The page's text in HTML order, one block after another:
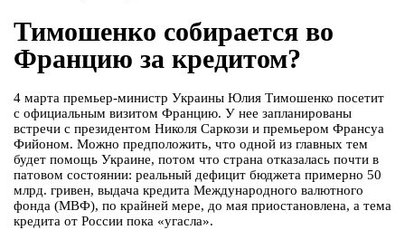
Тимошенко собирается во
Францию за кредитом?
4 марта премьер-министр Украины Юлия Тимошенко посетит
с официальным визитом Францию. У нее запланированы
встречи с президентом Николя Саркози и премьером Франсуа
Фийоном. Можно предположить, что одной из главных тем
будет помощь Украине, потом что страна отказалась почти в
патовом состоянии: реальный дефицит бюджета примерно 50
млрд. гривен, выдача кредита Международного валютного
фонда (МВФ), по крайней мере, до мая приостановлена, а тема
кредита от России пока «угасла».